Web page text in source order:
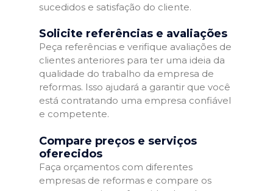
sucedidos e satisfação do cliente.
Solicite referências e avaliações
Peça referências e verifique avaliações de
clientes anteriores para ter uma ideia da
qualidade do trabalho da empresa de
reformas. Isso ajudará a garantir que você
está contratando uma empresa confiável
e competente.
Compare preços e serviços
oferecidos
Faça orçamentos com diferentes
empresas de reformas e compare os